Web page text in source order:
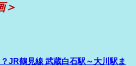
＞
JR鶴見線 武蔵白石駅～大川駅ま